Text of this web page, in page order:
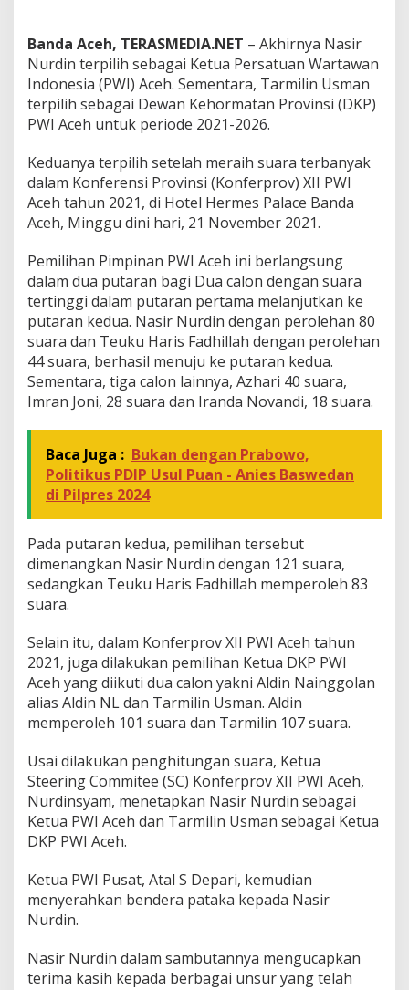
e
u
a
P
W
A
c
e
h
Banda Aceh, TERASMEDIA.NET – Akhirnya Nasir
Nurdin terpilih sebagai Ketua Persatuan Wartawan
Indonesia (PWI) Aceh. Sementara, Tarmilin Usman
terpilih sebagai Dewan Kehormatan Provinsi (DKP)
PWI Aceh untuk periode 2021-2026.
Keduanya terpilih setelah meraih suara terbanyak
dalam Konferensi Provinsi (Konferprov) XII PWI
Aceh tahun 2021, di Hotel Hermes Palace Banda
Aceh, Minggu dini hari, 21 November 2021.
Pemilihan Pimpinan PWI Aceh ini berlangsung
dalam dua putaran bagi Dua calon dengan suara
tertinggi dalam putaran pertama melanjutkan ke
putaran kedua. Nasir Nurdin dengan perolehan 80
suara dan Teuku Haris Fadhillah dengan perolehan
44 suara, berhasil menuju ke putaran kedua.
Sementara, tiga calon lainnya, Azhari 40 suara,
Imran Joni, 28 suara dan Iranda Novandi, 18 suara.
Baca Juga : Bukan dengan Prabowo,
Politikus PDIP Usul Puan - Anies Baswedan
di Pilpres 2024
Pada putaran kedua, pemilihan tersebut
dimenangkan Nasir Nurdin dengan 121 suara,
sedangkan Teuku Haris Fadhillah memperoleh 83
suara.
Selain itu, dalam Konferprov XII PWI Aceh tahun
2021, juga dilakukan pemilihan Ketua DKP PWI
Aceh yang diikuti dua calon yakni Aldin Nainggolan
alias Aldin NL dan Tarmilin Usman. Aldin
memperoleh 101 suara dan Tarmilin 107 suara.
Usai dilakukan penghitungan suara, Ketua
Steering Commitee (SC) Konferprov XII PWI Aceh,
Nurdinsyam, menetapkan Nasir Nurdin sebagai
Ketua PWI Aceh dan Tarmilin Usman sebagai Ketua
DKP PWI Aceh.
Ketua PWI Pusat, Atal S Depari, kemudian
menyerahkan bendera pataka kepada Nasir
Nurdin.
Nasir Nurdin dalam sambutannya mengucapkan
terima kasih kepada berbagai unsur yang telah